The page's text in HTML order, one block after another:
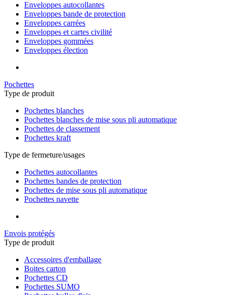
Enveloppes autocollantes
Enveloppes bande de protection
Enveloppes carrées
Enveloppes et cartes civilité
Enveloppes gommées
Enveloppes élection
Pochettes
Type de produit
Pochettes blanches
Pochettes blanches de mise sous pli automatique
Pochettes de classement
Pochettes kraft
Type de fermeture/usages
Pochettes autocollantes
Pochettes bandes de protection
Pochettes de mise sous pli automatique
Pochettes navette
Envois protégés
Type de produit
Accessoires d'emballage
Boites carton
Pochettes CD
Pochettes SUMO